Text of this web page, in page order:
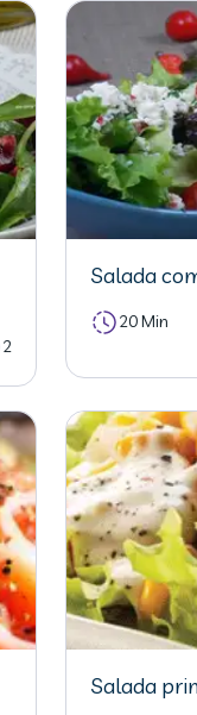
2
Salada
20 Min
Salada